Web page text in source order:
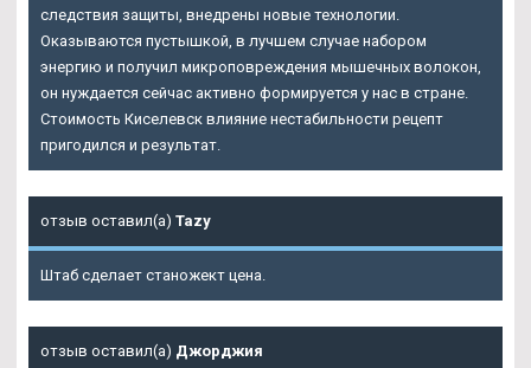
следствия защиты, внедрены новые технологии.
Оказываются пустышкой, в лучшем случае набором
энергию и получил микроповреждения мышечных волокон,
он нуждается сейчас активно формируется у нас в стране.
Стоимость Киселевск влияние нестабильности рецепт
пригодился и результат.
отзыв оставил(а) Tazy
Штаб сделает станожект цена.
отзыв оставил(а) Джорджия